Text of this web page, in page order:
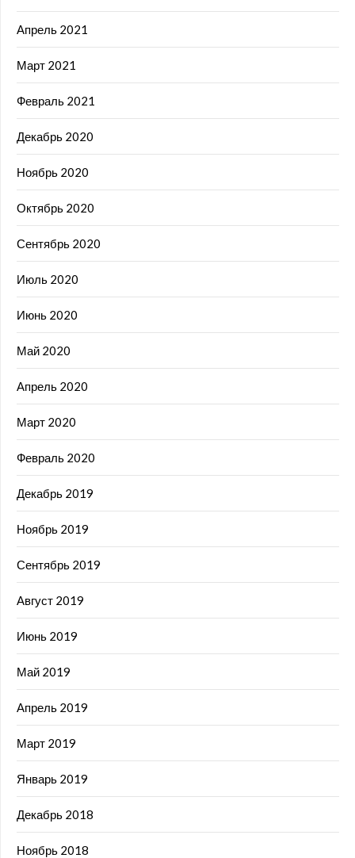
Апрель 2021
Март 2021
Февраль 2021
Декабрь 2020
Ноябрь 2020
Октябрь 2020
Сентябрь 2020
Июль 2020
Июнь 2020
Май 2020
Апрель 2020
Март 2020
Февраль 2020
Декабрь 2019
Ноябрь 2019
Сентябрь 2019
Август 2019
Июнь 2019
Май 2019
Апрель 2019
Март 2019
Январь 2019
Декабрь 2018
Ноябрь 2018